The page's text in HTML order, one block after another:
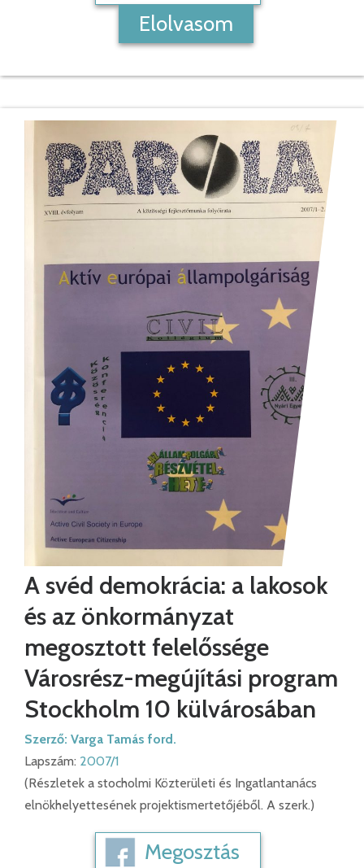
Elolvasom
A svéd demokrácia: a lakosok
és az önkormányzat
megosztott felelőssége
Városrész-megújítási program
Stockholm 10 külvárosában
Szerző: Varga Tamás ford.
Lapszám: 2007/1
(Részletek a stocholmi Közterületi és Ingatlantanács
elnökhelyettesének projektismertetőjéből. A szerk.)
Megosztás